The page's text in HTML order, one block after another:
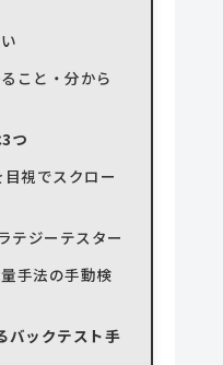
こと・分から
つ
視でスクロー
テジーテスター
手法の手動検
ックテスト手